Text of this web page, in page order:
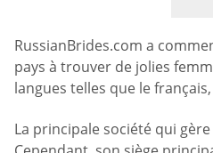
RussianBrides.com a
pays à trouver de jolies
langues telles que le
La principale société qui